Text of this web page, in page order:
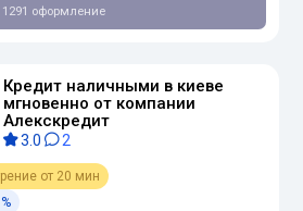
1291 оформление
Кредит наличными в киеве
мгновенно от компании
Алекскредит
3.0 2
от 20 мин